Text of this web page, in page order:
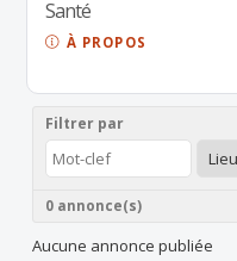
Santé
À PROPOS
Filtrer par
0 annonce(s)
Aucune annonce publiée